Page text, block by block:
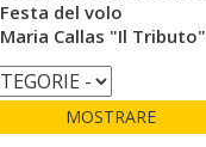
Festa del volo
Maria Callas "Il Tributo"
MOSTRARE